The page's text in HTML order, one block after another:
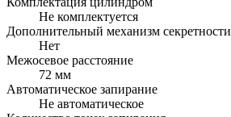
Не комплектуется
Дополнительный механизм секретности
Нет
Межосевое расстояние
72 мм
Автоматическое запирание
Не автоматическое